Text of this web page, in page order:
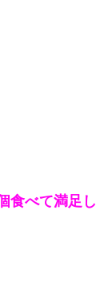
食べて満足し